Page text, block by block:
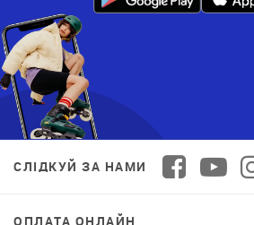
СЛІДКУЙ ЗА НАМИ
ОПЛАТА ОНЛАЙН